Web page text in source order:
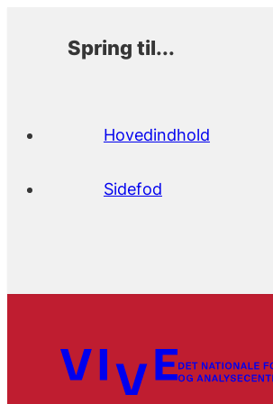
Spring til...
Hovedindhold
Sidefod